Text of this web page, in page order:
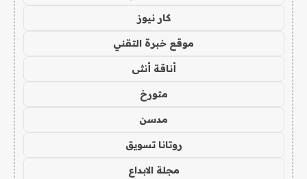
كار نيوز
موقع خبرة التقني
أناقة أنثى
متورخ
مدسن
روتانا تسويق
مجلة الابداع